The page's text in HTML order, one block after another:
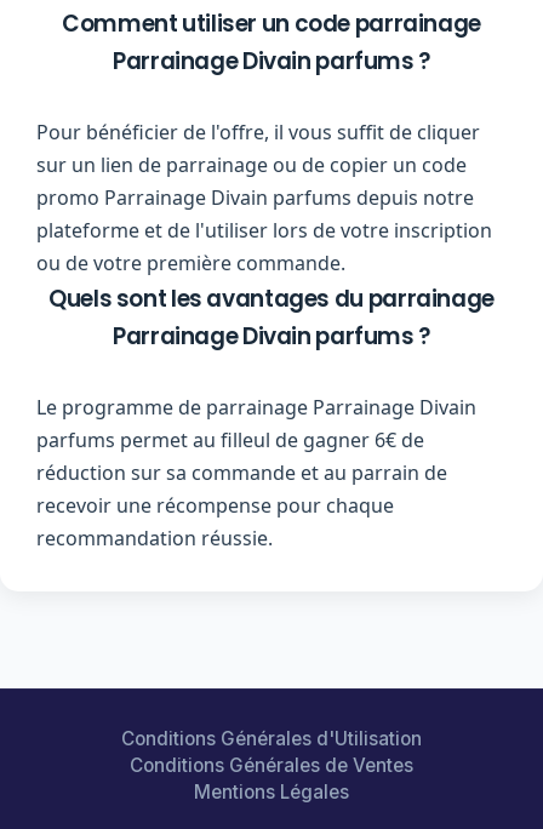
Comment utiliser un code parrainage
Parrainage Divain parfums ?
Pour bénéficier de l'offre, il vous suffit de cliquer
sur un lien de parrainage ou de copier un code
promo Parrainage Divain parfums depuis notre
plateforme et de l'utiliser lors de votre inscription
ou de votre première commande.
Quels sont les avantages du parrainage
Parrainage Divain parfums ?
Le programme de parrainage Parrainage Divain
parfums permet au filleul de gagner 6€ de
réduction sur sa commande et au parrain de
recevoir une récompense pour chaque
recommandation réussie.
Conditions Générales d'Utilisation
Conditions Générales de Ventes
Mentions Légales